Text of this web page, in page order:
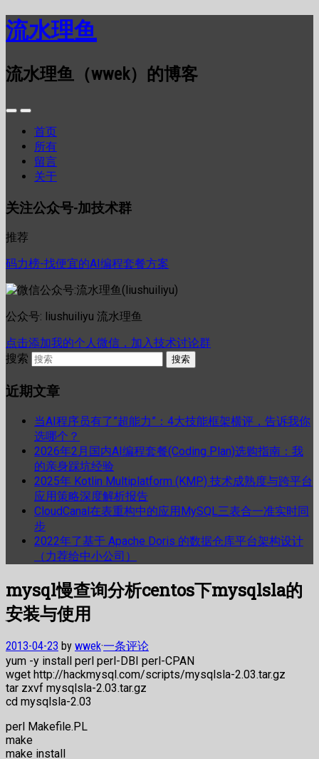
流水理鱼
流水理鱼（wwek）的博客
首页
所有
留言
关于
关注公众号-加技术群
推荐
码力榜-找便宜的AI编程套餐方案
公众号: liushuiliyu 流水理鱼
点击添加我的个人微信，加入技术讨论群
搜索
近期文章
当AI程序员有了”超能力”：4大技能框架横评，告诉我你
选哪个？
2026年2月国内AI编程套餐(Coding Plan)选购指南：我
的亲身踩坑经验
2025年 Kotlin Multiplatform (KMP) 技术成熟度与跨平台
应用策略深度解析报告
CloudCanal在表重构中的应用MySQL三表合一准实时同
步
2022年了基于 Apache Doris 的数据仓库平台架构设计
（力荐给中小公司）
mysql慢查询分析centos下mysqlsla的
安装与使用
2013-04-23 by wwek·一条评论
yum -y install perl perl-DBI perl-CPAN
wget http://hackmysql.com/scripts/mysqlsla-2.03.tar.gz
tar zxvf mysqlsla-2.03.tar.gz
cd mysqlsla-2.03
perl Makefile.PL
make
make install